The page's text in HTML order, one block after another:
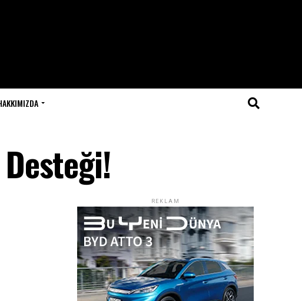
Desteği!
REKLAM